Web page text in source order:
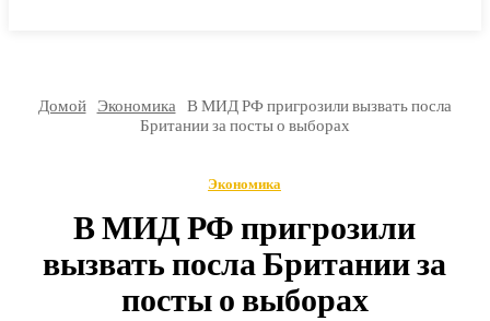
Домой Экономика В МИД РФ пригрозили вызвать посла
Британии за посты о выборах
Экономика
В МИД РФ пригрозили
вызвать посла Британии за
посты о выборах